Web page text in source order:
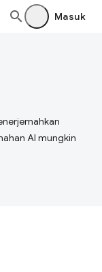
Masuk
AI mungkin